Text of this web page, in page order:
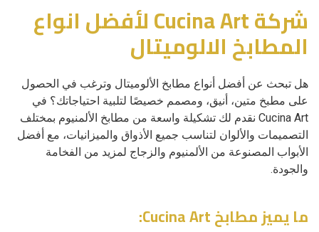
شركة Cucina Art لأفضل انواع
المطابخ الالوميتال
هل تبحث عن أفضل أنواع مطابخ الألوميتال وترغب في الحصول
على مطبخ متين، أنيق، ومصمم خصيصًا لتلبية احتياجاتك؟ في
Cucina Art نقدم لك تشكيلة واسعة من مطابخ الألمنيوم بمختلف
التصميمات والألوان لتناسب جميع الأذواق والميزانيات، مع أفضل
الأبواب المصنوعة من الألمنيوم والزجاج لمزيد من الفخامة
والجودة.
ما يميز مطابخ Cucina Art: